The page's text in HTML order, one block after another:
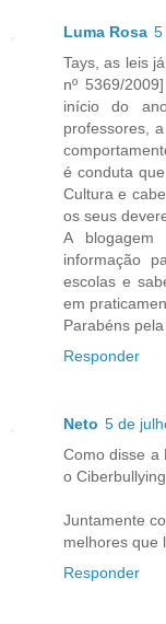
Luma Rosa 5
Tays, as leis
nº 5369/
início do
professores,
é conduta
Cultura e
os seus
A
informação
escolas e
em
Parabéns
Responder
Neto 5 de
Como disse a
o
Juntamente
melhores que
Responder